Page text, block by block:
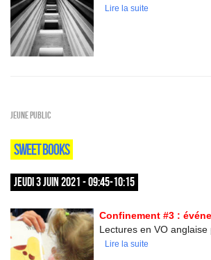
Lire la suite
Jeune public
SWEET BOOKS
JEUDI 3 JUIN 2021 - 09:45-10:15
Confinement #3 :
Lectures en VO anglaise
Lire la suite